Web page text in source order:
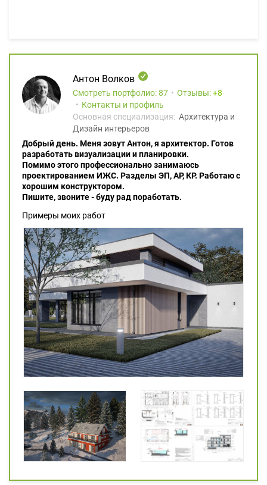
Антон Волков
Смотреть портфолио: 87 Отзывы:
8
Контакты и профиль
Основная специализация: Архитектура и
Дизайн интерьеров
Добрый день. Меня зовут Антон, я архитектор. Готов
разработать визуализации и планировки.
Помимо этого профессионально занимаюсь
проектированием ИЖС. Разделы ЭП, АР, КР. Работаю с
хорошим конструктором.
Пишите, звоните - буду рад поработать.
Примеры моих работ